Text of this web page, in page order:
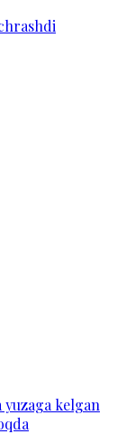
kelgan